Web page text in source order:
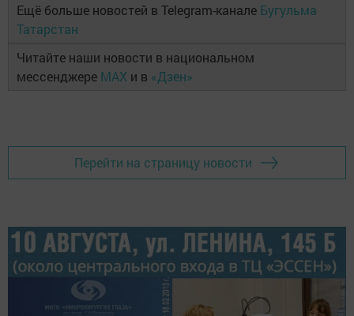
Ещё больше новостей в Telegram-канале Бугульма
Татарстан
Читайте наши новости в национальном
мессенджере MAX и в «Дзен»
Перейти на страницу новости